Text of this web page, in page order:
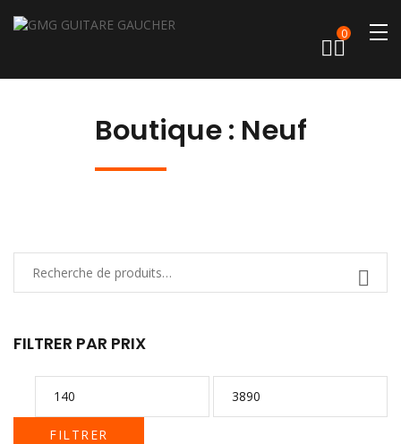
0
Boutique : Neuf
FILTRER PAR PRIX
FILTRER